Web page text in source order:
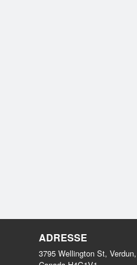
ADRESSE
3795 Wellington St,